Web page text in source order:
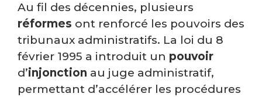
Au fil des décennies, plusieurs
réformes ont renforcé les pouvoirs des
tribunaux administratifs. La loi du 8
février 1995 a introduit un pouvoir
d’injonction au juge administratif,
permettant d’accélérer les procédures